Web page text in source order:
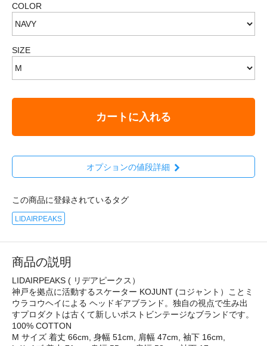
COLOR
SIZE
カートに入れる
オプションの値段詳細
この商品に登録されているタグ
LIDAIRPEAKS
商品の説明
LIDAIRPEAKS ( リデアピークス）
神戸を拠点に活動するスケーター KOJUNT (コジャント）ことミ
ウラコウヘイによる ヘッドギアブランド。独自の視点で生み出
すプロダクトは古くて新しいポストビンテージなブランドです。
100% COTTON
M サイズ 着丈 66cm, 身幅 51cm, 肩幅 47cm, 袖下 16cm,